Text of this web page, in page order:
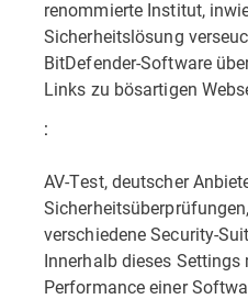
renommierte Institut,
Sicherheitslösung
BitDefender-Software
Links zu bösartigen
:
AV-Test, deutscher
verschiedene Security-
Innerhalb dieses Settings
Performance einer